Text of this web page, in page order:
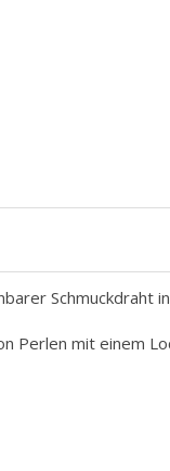
Schmuckdraht
Perlen mit einem